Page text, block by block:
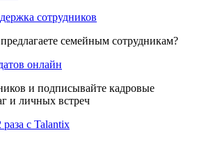
сотрудников
семейным сотрудникам?
онлайн
и подписывайте кадровые
и личных встреч
раза с Talantix